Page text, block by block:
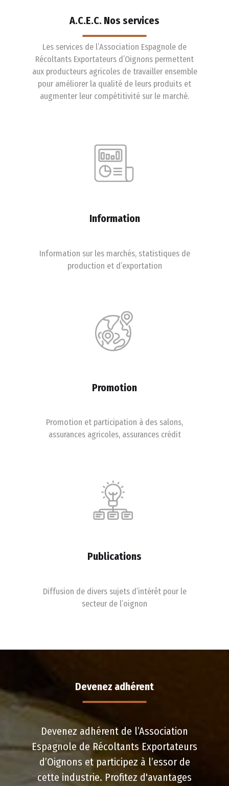
A.C.E.C. Nos services
Les services de l’Association Espagnole de
Récoltants Exportateurs d’Oignons permettent
aux producteurs agricoles de travailler ensemble
pour améliorer la qualité de leurs produits et
augmenter leur compétitivité sur le marché.
Information
Information sur les marchés, statistiques de
production et d’exportation
Promotion
Promotion et participation à des salons,
assurances agricoles, assurances crédit
Publications
Diffusion de divers sujets d’intérêt pour le
secteur de l’oignon
Devenez adhérent
Devenez adhérent de l’Association
Espagnole de Récoltants Exportateurs
d’Oignons et participez à l’essor de
cette industrie. Profitez d'avantages